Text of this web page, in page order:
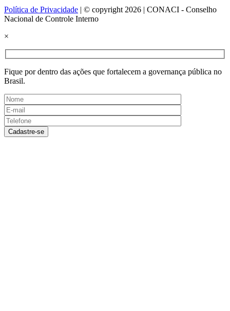
Política de Privacidade | © copyright 2026 | CONACI - Conselho
Nacional de Controle Interno
×
Fique por dentro das ações que fortalecem a governança pública no
Brasil.